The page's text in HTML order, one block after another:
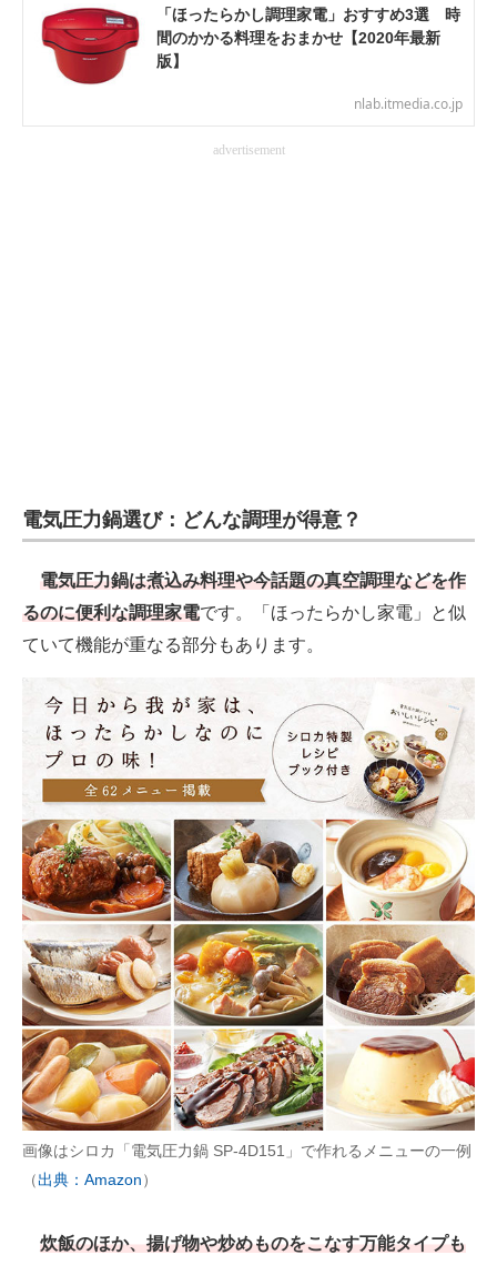
マーケ×ITの今がよく分かる
ITエンジニア向け専門サイト
「ほったらかし調理家電」おすすめ3選 時
間のかかる料理をおまかせ【2020年最新
版】
nlab.itmedia.co.jp
advertisement
電気圧力鍋選び：どんな調理が得意？
電気圧力鍋は煮込み料理や今話題の真空調理などを作
るのに便利な調理家電です。「ほったらかし家電」と似
ていて機能が重なる部分もあります。
画像はシロカ「電気圧力鍋 SP-4D151」で作れるメニューの一例
（出典：Amazon）
炊飯のほか、揚げ物や炒めものをこなす万能タイプも